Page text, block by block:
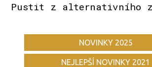
Pustit z alternativního
NOVINKY 2025
NEJLEPŠÍ NOVINKY 2021